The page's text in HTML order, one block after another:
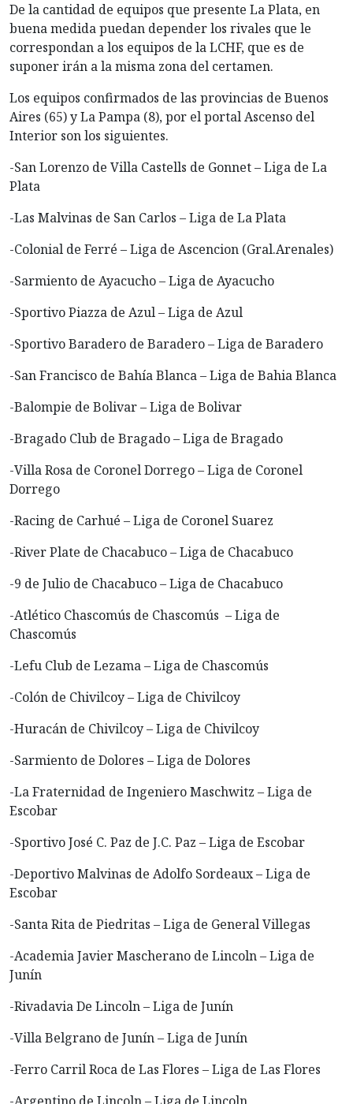
De la cantidad de equipos que presente La Plata, en
buena medida puedan depender los rivales que le
correspondan a los equipos de la LCHF, que es de
suponer irán a la misma zona del certamen.
Los equipos confirmados de las provincias de Buenos
Aires (65) y La Pampa (8), por el portal Ascenso del
Interior son los siguientes.
-San Lorenzo de Villa Castells de Gonnet – Liga de La
Plata
-Las Malvinas de San Carlos – Liga de La Plata
-Colonial de Ferré – Liga de Ascencion (Gral.Arenales)
-Sarmiento de Ayacucho – Liga de Ayacucho
-Sportivo Piazza de Azul – Liga de Azul
-Sportivo Baradero de Baradero – Liga de Baradero
-San Francisco de Bahía Blanca – Liga de Bahia Blanca
-Balompie de Bolivar – Liga de Bolivar
-Bragado Club de Bragado – Liga de Bragado
-Villa Rosa de Coronel Dorrego – Liga de Coronel
Dorrego
-Racing de Carhué – Liga de Coronel Suarez
-River Plate de Chacabuco – Liga de Chacabuco
-9 de Julio de Chacabuco – Liga de Chacabuco
-Atlético Chascomús de Chascomús – Liga de
Chascomús
-Lefu Club de Lezama – Liga de Chascomús
-Colón de Chivilcoy – Liga de Chivilcoy
-Huracán de Chivilcoy – Liga de Chivilcoy
-Sarmiento de Dolores – Liga de Dolores
-La Fraternidad de Ingeniero Maschwitz – Liga de
Escobar
-Sportivo José C. Paz de J.C. Paz – Liga de Escobar
-Deportivo Malvinas de Adolfo Sordeaux – Liga de
Escobar
-Santa Rita de Piedritas – Liga de General Villegas
-Academia Javier Mascherano de Lincoln – Liga de
Junín
-Rivadavia De Lincoln – Liga de Junín
-Villa Belgrano de Junín – Liga de Junín
-Ferro Carril Roca de Las Flores – Liga de Las Flores